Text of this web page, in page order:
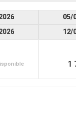
05/
12/
1